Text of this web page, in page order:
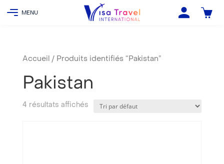
Accueil / Produits identifiés “Pakistan”
Pakistan
4 résultats affichés